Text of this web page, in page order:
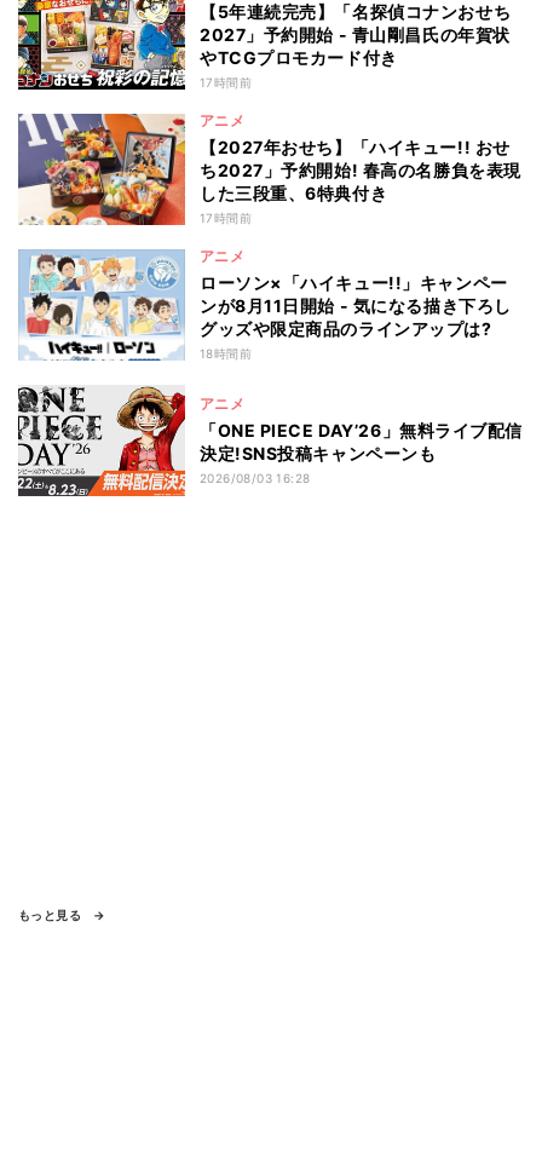
【5年連続完売】「名探偵コナンおせち
2027」予約開始 - 青山剛昌氏の年賀状
やTCGプロモカード付き
17時間前
アニメ
【2027年おせち】「ハイキュー!! おせ
ち2027」予約開始! 春高の名勝負を表現
した三段重、6特典付き
17時間前
アニメ
ローソン×「ハイキュー!!」キャンペー
ンが8月11日開始 - 気になる描き下ろし
グッズや限定商品のラインアップは?
18時間前
アニメ
「ONE PIECE DAY’26」無料ライブ配信
決定!SNS投稿キャンペーンも
2026/08/03 16:28
もっと見る